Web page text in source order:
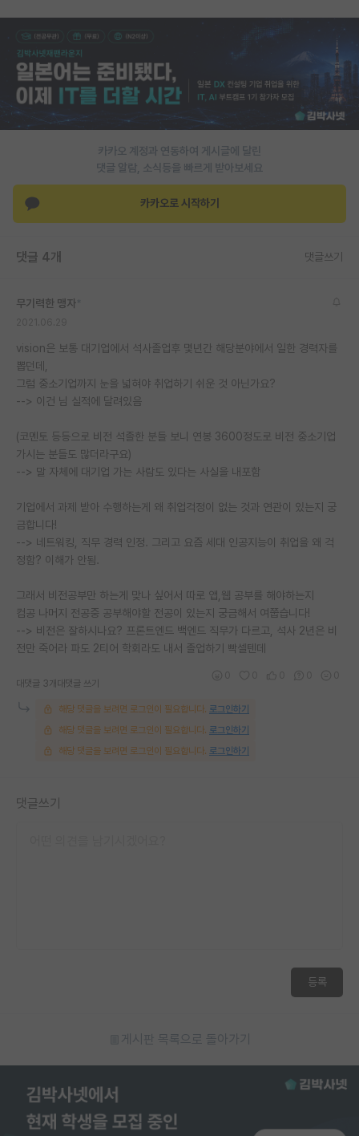
카카오 계정과 연동하여 게시글에 달린
댓글 알람, 소식등을 빠르게 받아보세요
카카오로 시작하기
댓글 4개 댓글쓰기
무기력한 맹자
vision은 보통 대기업에서 석사졸업후 몇년간 해당분야에서 일한 경력자를
뽑던데,
그럼 중소기업까지 눈을 넓혀야 취업하기 쉬운 것 아닌가요?
--> 이건 님 실적에 달려있음
(코멘토 등등으로 비전 석졸한 분들 보니 연봉 3600정도로 비전 중소기업
가시는 분들도 많더라구요)
--> 말 자체에 대기업 가는 사람도 있다는 사실을 내포함
기업에서 과제 받아 수행하는게 왜 취업걱정이 없는 것과 연관이 있는지 궁
금합니다!
--> 네트워킹, 직무 경력 인정. 그리고 요즘 세대 인공지능이 취업을 왜 걱
정함? 이해가 안됨.
그래서 비전공부만 하는게 맞나 싶어서 따로 앱,웹 공부를 해야하는지
컴공 나머지 전공중 공부해야할 전공이 있는지 궁금해서 여쭙습니다!
--> 비전은 잘하시나요? 프론트엔드 백엔드 직무가 다르고, 석사 2년은 비
전만 죽어라 파도 2티어 학회라도 내서 졸업하기 빡셀텐데
대댓글 3개 대댓글 쓰기
해당 댓글을 보려면 로그인이 필요합니다. 로그인하기
해당 댓글을 보려면 로그인이 필요합니다. 로그인하기
해당 댓글을 보려면 로그인이 필요합니다. 로그인하기
댓글쓰기
등록
게시판 목록으로 돌아가기